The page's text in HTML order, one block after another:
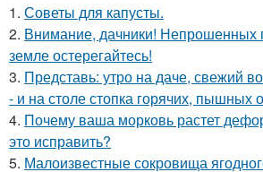
1. Советы для капусты.
2. Внимание, дачники! Непрошенных
земле остерегайтесь!
3. Представь: утро на даче, свежий
- и на столе стопка горячих, пышных
4. Почему ваша морковь растет
это исправить?
5. Малоизвестные сокровища